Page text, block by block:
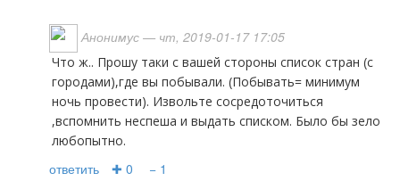
Анонимус — чт, 2019-01-17 17:05
Что ж.. Прошу таки с вашей стороны список стран (с
городами),где вы побывали. (Побывать= минимум
ночь провести). Извольте сосредоточиться
,вспомнить неспеша и выдать списком. Было бы зело
любопытно.
ответить ✚ 0 − 1